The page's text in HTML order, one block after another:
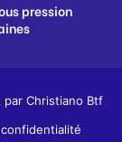
pression
par Christiano Btf